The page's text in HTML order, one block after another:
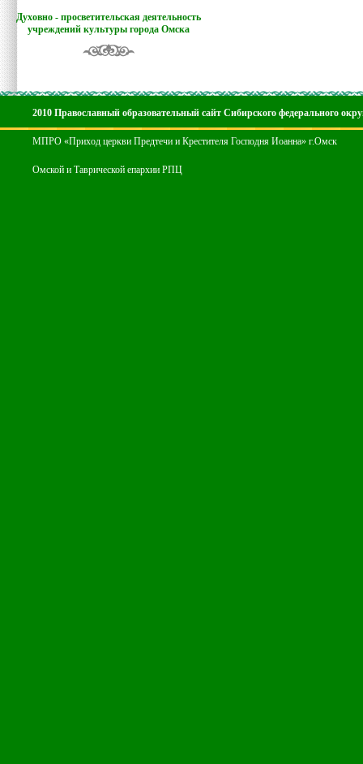
Духовно - просветительская деятельность
учреждений культуры города Омска
2010 Православный образовательный сайт Сибирского федерального
МПРО «Приход церкви Предтечи и Крестителя Господня Иоанна» г.Омск
Омской и Таврической епархии РПЦ